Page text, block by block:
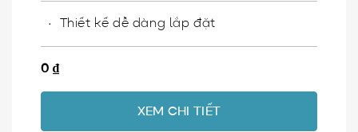
Thiết kế dễ dàng lắp đặt
0₫
XEM CHI TIẾT